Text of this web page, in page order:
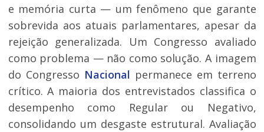
e memória curta — um fenômeno que garante
sobrevida aos atuais parlamentares, apesar da
rejeição generalizada. Um Congresso avaliado
como problema — não como solução. A imagem
do Congresso Nacional permanece em terreno
crítico. A maioria dos entrevistados classifica o
desempenho como Regular ou Negativo,
consolidando um desgaste estrutural. Avaliação